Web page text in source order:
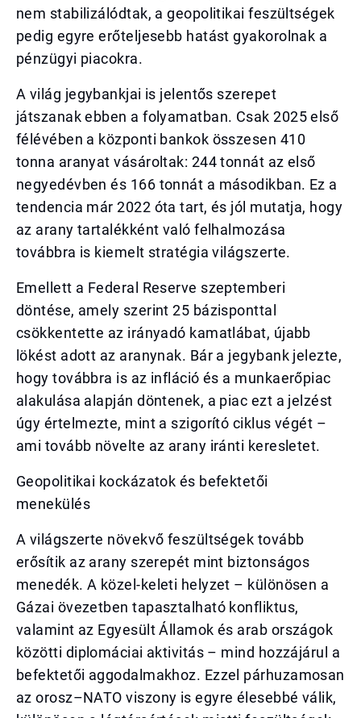
nem stabilizálódtak, a geopolitikai feszültségek
pedig egyre erőteljesebb hatást gyakorolnak a
pénzügyi piacokra.
A világ jegybankjai is jelentős szerepet
játszanak ebben a folyamatban. Csak 2025 első
félévében a központi bankok összesen 410
tonna aranyat vásároltak: 244 tonnát az első
negyedévben és 166 tonnát a másodikban. Ez a
tendencia már 2022 óta tart, és jól mutatja, hogy
az arany tartalékként való felhalmozása
továbbra is kiemelt stratégia világszerte.
Emellett a Federal Reserve szeptemberi
döntése, amely szerint 25 bázisponttal
csökkentette az irányadó kamatlábat, újabb
lökést adott az aranynak. Bár a jegybank jelezte,
hogy továbbra is az infláció és a munkaerőpiac
alakulása alapján döntenek, a piac ezt a jelzést
úgy értelmezte, mint a szigorító ciklus végét –
ami tovább növelte az arany iránti keresletet.
Geopolitikai kockázatok és befektetői
menekülés
A világszerte növekvő feszültségek tovább
erősítik az arany szerepét mint biztonságos
menedék. A közel-keleti helyzet – különösen a
Gázai övezetben tapasztalható konfliktus,
valamint az Egyesült Államok és arab országok
közötti diplomáciai aktivitás – mind hozzájárul a
befektetői aggodalmakhoz. Ezzel párhuzamosan
az orosz–NATO viszony is egyre élesebbé válik,